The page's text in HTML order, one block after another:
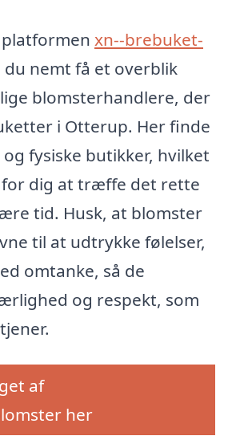
xn--brebuket-
du nemt få et overblik
blomsterhandlere, der
i Otterup. Her finde
fysiske butikker, hvilket
dig at træffe det rette
tid. Husk, at blomster
til at udtrykke følelser,
omtanke, så de
og respekt, som
af
her